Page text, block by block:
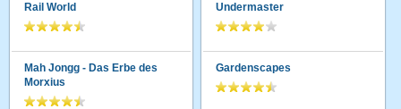
Rail World
Mah Jongg - Das Erbe des
Morxius
Undermaster
Gardenscapes